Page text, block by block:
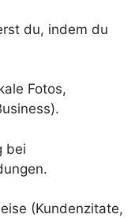
du, indem du
Fotos,
bei
(Kundenzitate,